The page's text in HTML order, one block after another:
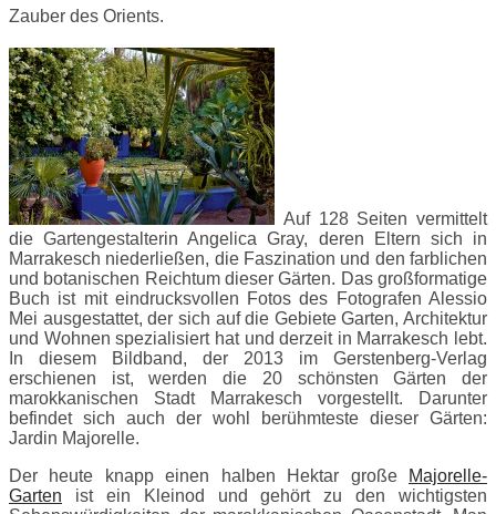
Zauber des Orients.
Auf 128 Seiten vermittelt
die Gartengestalterin Angelica Gray, deren Eltern sich in
Marrakesch niederließen, die Faszination und den farblichen
und botanischen Reichtum dieser Gärten. Das großformatige
Buch ist mit eindrucksvollen Fotos des Fotografen Alessio
Mei ausgestattet, der sich auf die Gebiete Garten, Architektur
und Wohnen spezialisiert hat und derzeit in Marrakesch lebt.
In diesem Bildband, der 2013 im Gerstenberg-Verlag
erschienen ist, werden die 20 schönsten Gärten der
marokkanischen Stadt Marrakesch vorgestellt. Darunter
befindet sich auch der wohl berühmteste dieser Gärten:
Jardin Majorelle.
Der heute knapp einen halben Hektar große
Majorelle-
Garten ist ein Kleinod und gehört zu den wichtigsten